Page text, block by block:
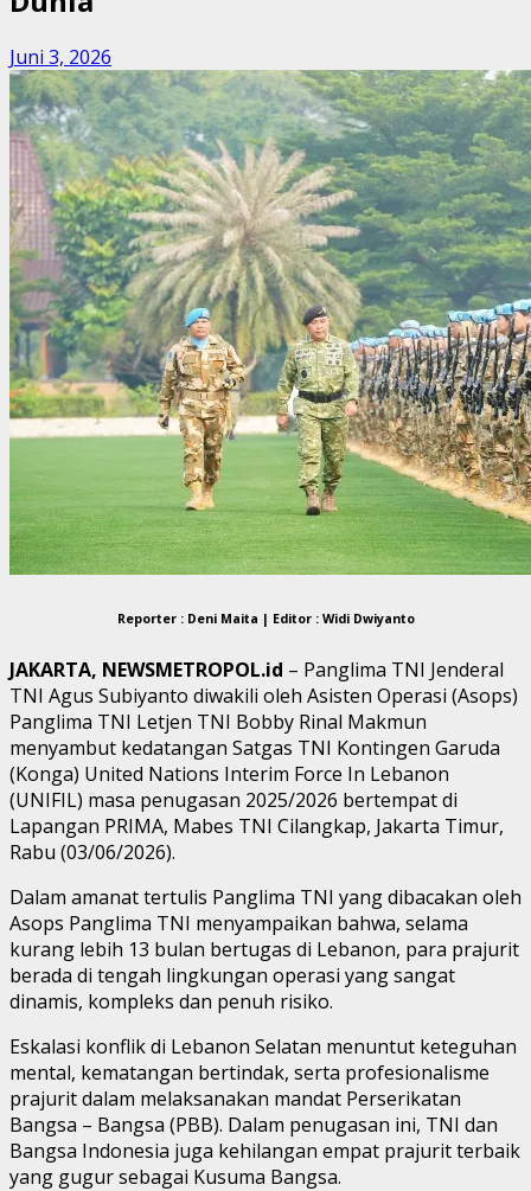
Juni 3, 2026
Reporter : Deni Maita | Editor : Widi Dwiyanto
JAKARTA, NEWSMETROPOL.id – Panglima TNI Jenderal
TNI Agus Subiyanto diwakili oleh Asisten Operasi (Asops)
Panglima TNI Letjen TNI Bobby Rinal Makmun
menyambut kedatangan Satgas TNI Kontingen Garuda
(Konga) United Nations Interim Force In Lebanon
(UNIFIL) masa penugasan 2025/2026 bertempat di
Lapangan PRIMA, Mabes TNI Cilangkap, Jakarta Timur,
Rabu (03/06/2026).
Dalam amanat tertulis Panglima TNI yang dibacakan oleh
Asops Panglima TNI menyampaikan bahwa, selama
kurang lebih 13 bulan bertugas di Lebanon, para prajurit
berada di tengah lingkungan operasi yang sangat
dinamis, kompleks dan penuh risiko.
Eskalasi konflik di Lebanon Selatan menuntut keteguhan
mental, kematangan bertindak, serta profesionalisme
prajurit dalam melaksanakan mandat Perserikatan
Bangsa – Bangsa (PBB). Dalam penugasan ini, TNI dan
Bangsa Indonesia juga kehilangan empat prajurit terbaik
yang gugur sebagai Kusuma Bangsa.